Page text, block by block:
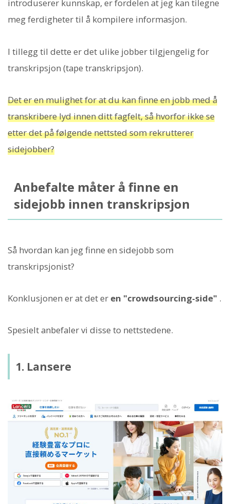
introduserer kunnskap, er fordelen at jeg kan tilegne
meg ferdigheter til å kompilere informasjon.
I tillegg til dette er det ulike jobber tilgjengelig for
transkripsjon (tape transkripsjon).
Det er en mulighet for at du kan finne en jobb med å
transkribere lyd innen ditt fagfelt, så hvorfor ikke se
etter det på følgende nettsted som rekrutterer
sidejobber?
Anbefalte måter å finne en
sidejobb innen transkripsjon
Så hvordan kan jeg finne en sidejobb som
transkripsjonist?
Konklusjonen er at det er en "crowdsourcing-side" .
Spesielt anbefaler vi disse to nettstedene.
1. Lansere